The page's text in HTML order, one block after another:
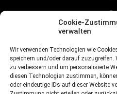
Cookie-
verwalten
Wir verwenden Technologien wie
speichern und/oder darauf zuzugreifen.
zu verbessern und um personalisierte
diesen Technologien zustimmen,
oder eindeutige IDs auf dieser Website
FOLGE UNS!
Facebook